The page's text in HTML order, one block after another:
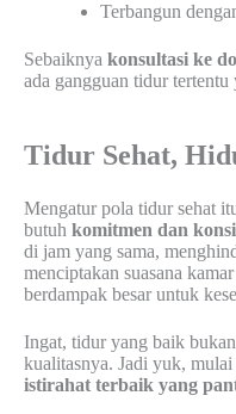
Terbangun
Sebaiknya konsultasi ke
ada gangguan tidur
Tidur Sehat,
Mengatur pola tidur sehat
butuh komitmen dan
di jam yang sama,
menciptakan suasana
berdampak besar untuk
Ingat, tidur yang baik
kualitasnya. Jadi yuk,
istirahat terbaik yang